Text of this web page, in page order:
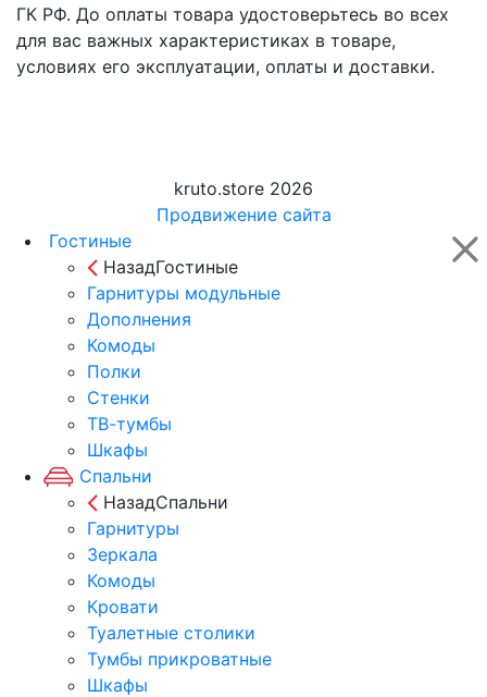
ГК РФ. До оплаты товара удостоверьтесь во всех
для вас важных характеристиках в товаре,
условиях его эксплуатации, оплаты и доставки.
kruto.store 2026
Продвижение сайта
Гостиные
НазадГостиные
Гарнитуры модульные
Дополнения
Комоды
Полки
Стенки
ТВ-тумбы
Шкафы
Спальни
НазадСпальни
Гарнитуры
Зеркала
Комоды
Кровати
Туалетные столики
Тумбы прикроватные
Шкафы